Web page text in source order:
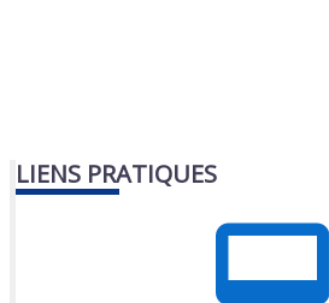
LIENS PRATIQUES